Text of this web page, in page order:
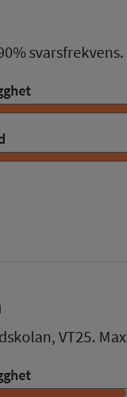
VT25.